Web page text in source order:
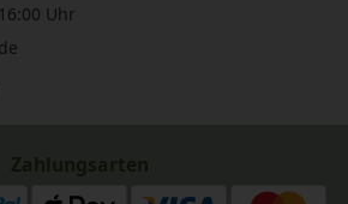
Uhr
Zahlungsarten